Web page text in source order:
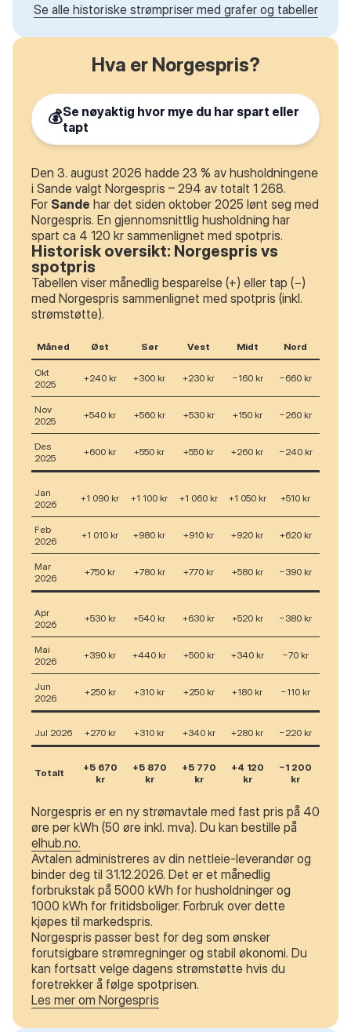
Se alle historiske strømpriser med grafer og tabeller
Hva er Norgespris?
💰Se nøyaktig hvor mye du har spart eller
tapt
Den 3. august 2026 hadde 23 % av husholdningene
i Sande valgt Norgespris – 294 av totalt 1 268.
For Sande har det siden oktober 2025 lønt seg med
Norgespris. En gjennomsnittlig husholdning har
spart ca 4 120 kr sammenlignet med spotpris.
Historisk oversikt: Norgespris vs
spotpris
Tabellen viser månedlig besparelse (+) eller tap (−)
med Norgespris sammenlignet med spotpris (inkl.
strømstøtte).
Måned Øst Sør Vest Midt Nord
Okt
2025
+240 kr +300 kr +230 kr −160 kr −660 kr
Nov
2025
+540 kr +560 kr +530 kr +150 kr −260 kr
Des
2025
+600 kr +550 kr +550 kr +260 kr −240 kr
Jan
2026
+1 090 kr +1 100 kr +1 060 kr +1 050 kr +510 kr
Feb
2026
+1 010 kr +980 kr +910 kr +920 kr +620 kr
Mar
2026
+750 kr +780 kr +770 kr +580 kr −390 kr
Apr
2026
+530 kr +540 kr +630 kr +520 kr −380 kr
Mai
2026
+390 kr +440 kr +500 kr +340 kr −70 kr
Jun
2026
+250 kr +310 kr +250 kr +180 kr −110 kr
Jul 2026 +270 kr +310 kr +340 kr +280 kr −220 kr
Totalt
+5 670
kr
+5 870
kr
+5 770
kr
+4 120
kr
−1 200
kr
Norgespris er en ny strømavtale med fast pris på 40
øre per kWh (50 øre inkl. mva). Du kan bestille på
elhub.no.
Avtalen administreres av din nettleie-leverandør og
binder deg til 31.12.2026. Det er et månedlig
forbrukstak på 5000 kWh for husholdninger og
1000 kWh for fritidsboliger. Forbruk over dette
kjøpes til markedspris.
Norgespris passer best for deg som ønsker
forutsigbare strømregninger og stabil økonomi. Du
kan fortsatt velge dagens strømstøtte hvis du
foretrekker å følge spotprisen.
Les mer om Norgespris